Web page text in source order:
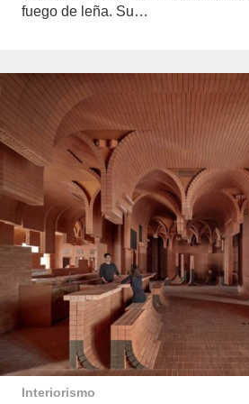
fuego de leña. Su…
Interiorismo